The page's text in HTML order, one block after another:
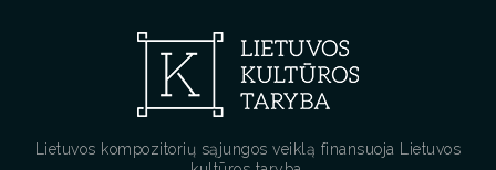
Lietuvos kompozitorių sąjungos veiklą finansuoja Lietuvos